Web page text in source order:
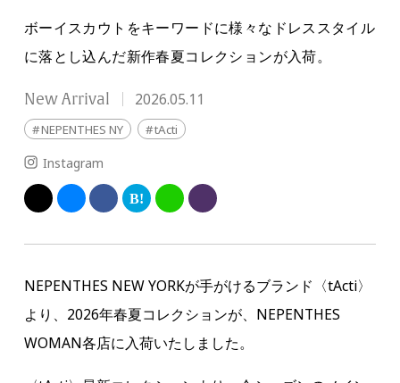
ボーイスカウトをキーワードに様々なドレススタイル
に落とし込んだ新作春夏コレクションが入荷。
New Arrival 2026.05.11
NEPENTHES NY tActi
Instagram
NEPENTHES NEW YORKが手がけるブランド〈tActi〉
より、2026年春夏コレクションが、NEPENTHES
WOMAN各店に入荷いたしました。